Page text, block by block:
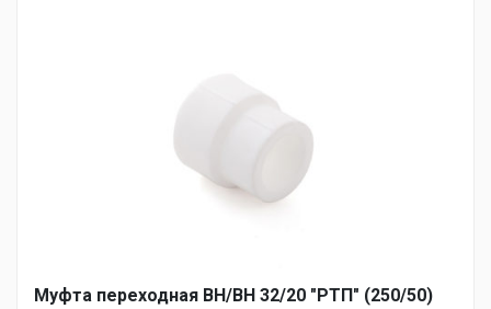
Муфта переходная ВН/ВН 32/20 "РТП" (250/50)